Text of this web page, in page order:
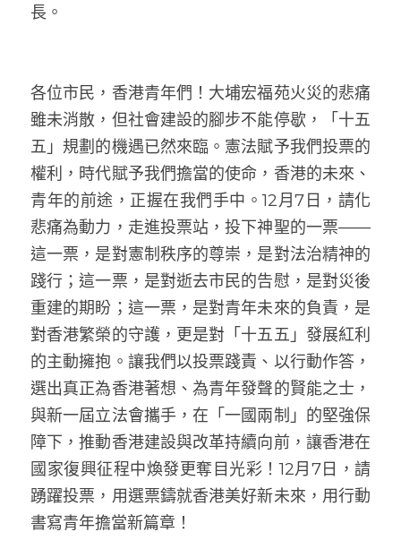
長。
各位市民，香港青年們！大埔宏福苑火災的悲痛
雖未消散，但社會建設的腳步不能停歇，「十五
五」規劃的機遇已然來臨。憲法賦予我們投票的
權利，時代賦予我們擔當的使命，香港的未來、
青年的前途，正握在我們手中。12月7日，請化
悲痛為動力，走進投票站，投下神聖的一票——
這一票，是對憲制秩序的尊崇，是對法治精神的
踐行；這一票，是對逝去市民的告慰，是對災後
重建的期盼；這一票，是對青年未來的負責，是
對香港繁榮的守護，更是對「十五五」發展紅利
的主動擁抱。讓我們以投票踐責、以行動作答，
選出真正為香港著想、為青年發聲的賢能之士，
與新一屆立法會攜手，在「一國兩制」的堅強保
障下，推動香港建設與改革持續向前，讓香港在
國家復興征程中煥發更奪目光彩！12月7日，請
踴躍投票，用選票鑄就香港美好新未來，用行動
書寫青年擔當新篇章！